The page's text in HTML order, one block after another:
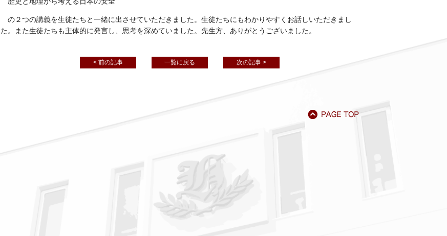
の２つの講義を生徒たちと一緒に出させていただきました。生徒たちにもわかりやすくお話しいただきまし
た。また生徒たちも主体的に発言し、思考を深めていました。先生方、ありがとうございました。
< 前の記事 一覧に戻る 次の記事 >